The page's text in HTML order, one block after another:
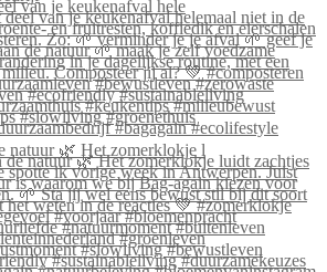
van je keukenafval hele
natuur 🌿 Het zomerklokje l